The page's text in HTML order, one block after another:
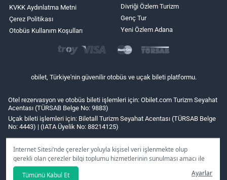
İnternet Sitesi’nde çerezler yoluyla kişisel veri işlenmekte olup
gerekli olan çerezler bilgi toplumu hizmetlerinin sunulması amacı ile
kullanılmaktadır. Tercihleriniz doğrultusunda size özel
kişiselleştirilmiş çerezleri ve özel kampanyaları
seçeneğine
Tümünü Kabul Et Ayarlar
KVKK Aydınlatma Metni
Çerez Politikası
Otobüs Kullanım Koşulları
Divriği Özlem Turizm
Genç Tur
Yeni Özlem Adana
obilet, Türkiye'nin güvenilir otobüs ve uçak bileti platformu.
Otel rezervasyon ve otobüs bileti işlemleri için: Obilet.com Turizm Seyahat
Acentası (TÜRSAB Belge No: 9883)
Uçak bileti işlemleri için: Biletall Turizm Seyahat Acentası (TÜRSAB Belge
No: 4443) | (IATA Üyelik No: 88214125)